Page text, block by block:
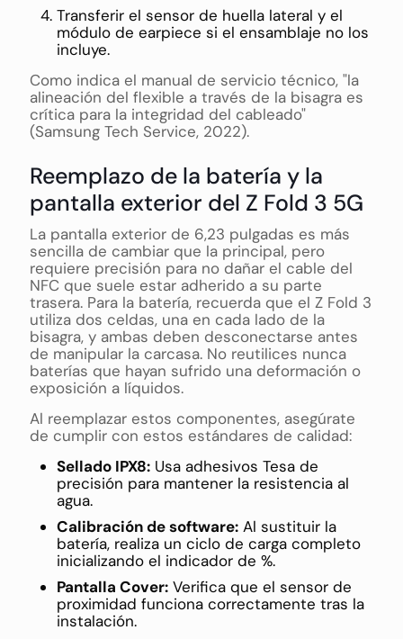
Transferir el sensor de huella lateral y el
módulo de earpiece si el ensamblaje no los
incluye.
Como indica el manual de servicio técnico, "la
alineación del flexible a través de la bisagra es
crítica para la integridad del cableado"
(Samsung Tech Service, 2022).
Reemplazo de la batería y la
pantalla exterior del Z Fold 3 5G
La pantalla exterior de 6,23 pulgadas es más
sencilla de cambiar que la principal, pero
requiere precisión para no dañar el cable del
NFC que suele estar adherido a su parte
trasera. Para la batería, recuerda que el Z Fold 3
utiliza dos celdas, una en cada lado de la
bisagra, y ambas deben desconectarse antes
de manipular la carcasa. No reutilices nunca
baterías que hayan sufrido una deformación o
exposición a líquidos.
Al reemplazar estos componentes, asegúrate
de cumplir con estos estándares de calidad:
Sellado IPX8: Usa adhesivos Tesa de
precisión para mantener la resistencia al
agua.
Calibración de software: Al sustituir la
batería, realiza un ciclo de carga completo
inicializando el indicador de %.
Pantalla Cover: Verifica que el sensor de
proximidad funciona correctamente tras la
instalación.